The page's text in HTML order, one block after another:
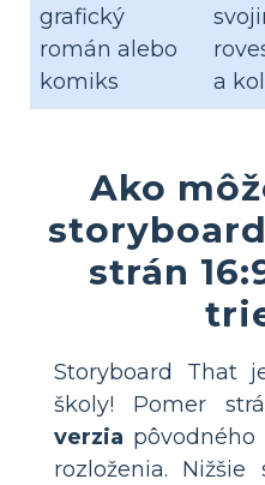
grafický
román alebo
komiks
a
Ako
strán
Storyboard That
školy! Pomer
verzia pôvodného
rozloženia.